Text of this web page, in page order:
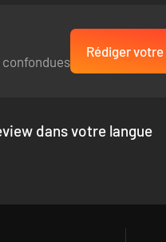
Rédiger
dans votre langue